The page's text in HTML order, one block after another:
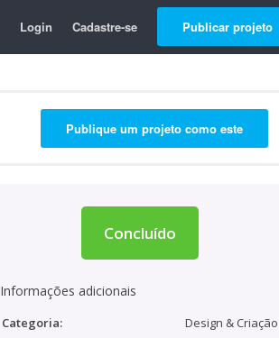
Login Cadastre-se Publicar projeto
Publique um projeto como este
Concluído
Informações adicionais
Categoria:
Design & Criação